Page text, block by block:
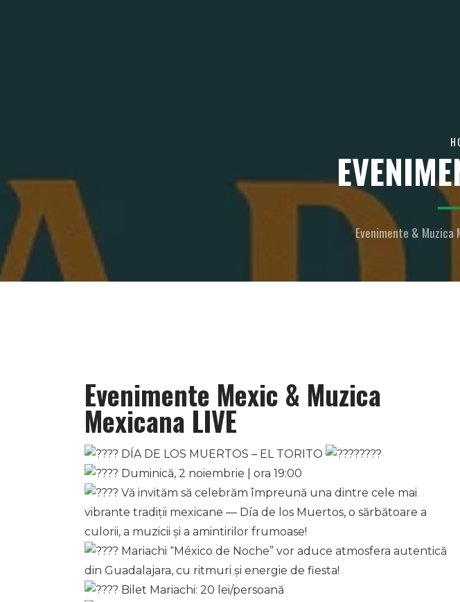
Evenimente & Muzica
Evenimente Mexic & Muzica
Mexicana LIVE
DÍA DE LOS MUERTOS – EL TORITO
Duminică, 2 noiembrie | ora 19:00
Vă invităm să celebrăm împreună una dintre cele mai
vibrante tradiții mexicane — Día de los Muertos, o sărbătoare a
culorii, a muzicii și a amintirilor frumoase!
Mariachi “México de Noche” vor aduce atmosfera autentică
din Guadalajara, cu ritmuri și energie de fiesta!
Bilet Mariachi: 20 lei/persoană